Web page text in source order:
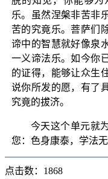
乐。虽然涅槃非苦非
苦的究竟乐。菩萨们
谛中的智慧就好像泉
一义谛法乐。如今你
的证得，能够让众生
说你所发的愿，有了
究竟的拔济。
今天这个单元就
您：色身康泰，学法
点击数：1868